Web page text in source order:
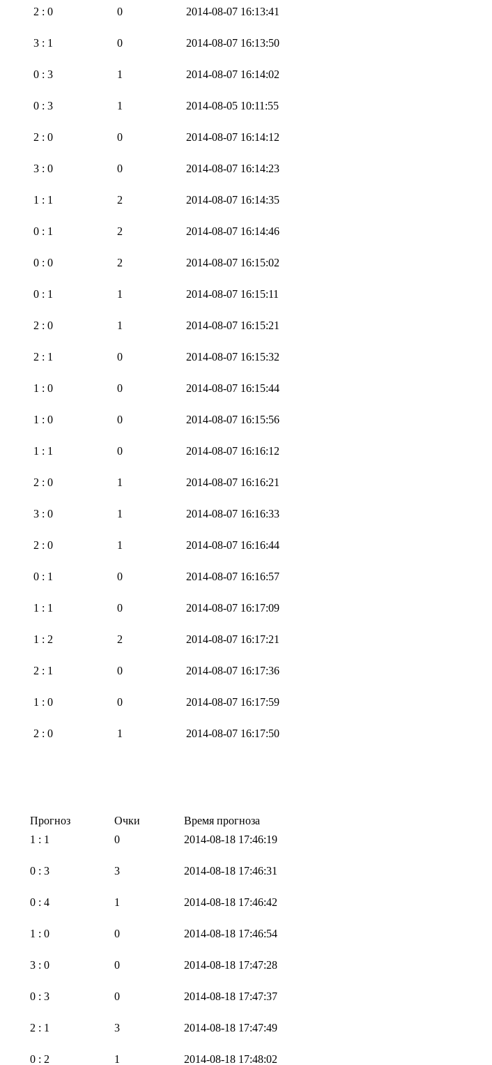
2 : 0 0 2014-08-07 16:13:41
3 : 1 0 2014-08-07 16:13:50
0 : 3 1 2014-08-07 16:14:02
0 : 3 1 2014-08-05 10:11:55
2 : 0 0 2014-08-07 16:14:12
3 : 0 0 2014-08-07 16:14:23
1 : 1 2 2014-08-07 16:14:35
0 : 1 2 2014-08-07 16:14:46
0 : 0 2 2014-08-07 16:15:02
0 : 1 1 2014-08-07 16:15:11
2 : 0 1 2014-08-07 16:15:21
2 : 1 0 2014-08-07 16:15:32
1 : 0 0 2014-08-07 16:15:44
1 : 0 0 2014-08-07 16:15:56
1 : 1 0 2014-08-07 16:16:12
2 : 0 1 2014-08-07 16:16:21
3 : 0 1 2014-08-07 16:16:33
2 : 0 1 2014-08-07 16:16:44
0 : 1 0 2014-08-07 16:16:57
1 : 1 0 2014-08-07 16:17:09
1 : 2 2 2014-08-07 16:17:21
2 : 1 0 2014-08-07 16:17:36
1 : 0 0 2014-08-07 16:17:59
2 : 0 1 2014-08-07 16:17:50
Прогноз Очки
Время прогноза
1 : 1 0 2014-08-18 17:46:19
0 : 3 3 2014-08-18 17:46:31
0 : 4 1 2014-08-18 17:46:42
1 : 0 0 2014-08-18 17:46:54
3 : 0 0 2014-08-18 17:47:28
0 : 3 0 2014-08-18 17:47:37
2 : 1 3 2014-08-18 17:47:49
0 : 2 1 2014-08-18 17:48:02